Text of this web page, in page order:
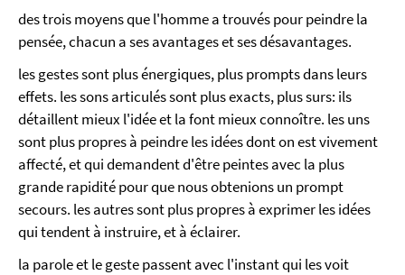
des trois moyens que l'homme a trouvés pour peindre la
pensée, chacun a ses avantages et ses désavantages.
les gestes sont plus énergiques, plus prompts dans leurs
effets. les sons articulés sont plus exacts, plus surs: ils
détaillent mieux l'idée et la font mieux connoître. les uns
sont plus propres à peindre les idées dont on est vivement
affecté, et qui demandent d'être peintes avec la plus
grande rapidité pour que nous obtenions un prompt
secours. les autres sont plus propres à exprimer les idées
qui tendent à instruire, et à éclairer.
la parole et le geste passent avec l'instant qui les voit